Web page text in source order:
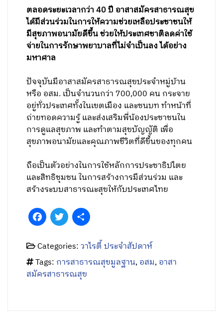
ตลอดระยะเวลากว่า 40 ปี อาสาสมัครสาธารณสุข
ได้มีส่วนร่วมในการให้ความช่วยเหลือประชาชนให้
มีสุขภาพอนามัยดีขึ้น ช่วยให้ประเทศชาติลดค่าใช้
จ่ายในการรักษาพยาบาลที่ไม่จำเป็นลง ได้อย่าง
มหาศาล
ปัจจุบันมีอาสาสมัครสาธารณสุขประจำหมู่บ้าน
หรือ อสม. เป็นจำนวนกว่า 700,000 คน กระจาย
อยู่ทั่วประเทศทั้งในเขตเมือง และชนบท ทำหน้าที่
ถ่ายทอดความรู้ และส่งเสริมพี่น้องประชาชนใน
การดูแลสุขภาพ และทำตามสุขบัญญัติ เพื่อ
สุขภาพอนามัยและคุณภาพชีวิตที่ดีขึ้นของทุกคน
ถือเป็นตัวอย่างในการใช้หลักการประชาธิปไตย
และสิทธิชุมชน ในการสร้างการมีส่วนร่วม และ
สร้างระบบสาธารณะสุขให้กับประเทศไทย
FacebookTwitter
Categories:วาไรตี้ ประจำสัปดาห์
Tags: การสาธารณสุขมูลฐาน,อสม,อาสา
สมัครสาธารณสุข